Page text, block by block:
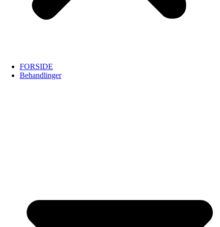
FORSIDE
Behandlinger